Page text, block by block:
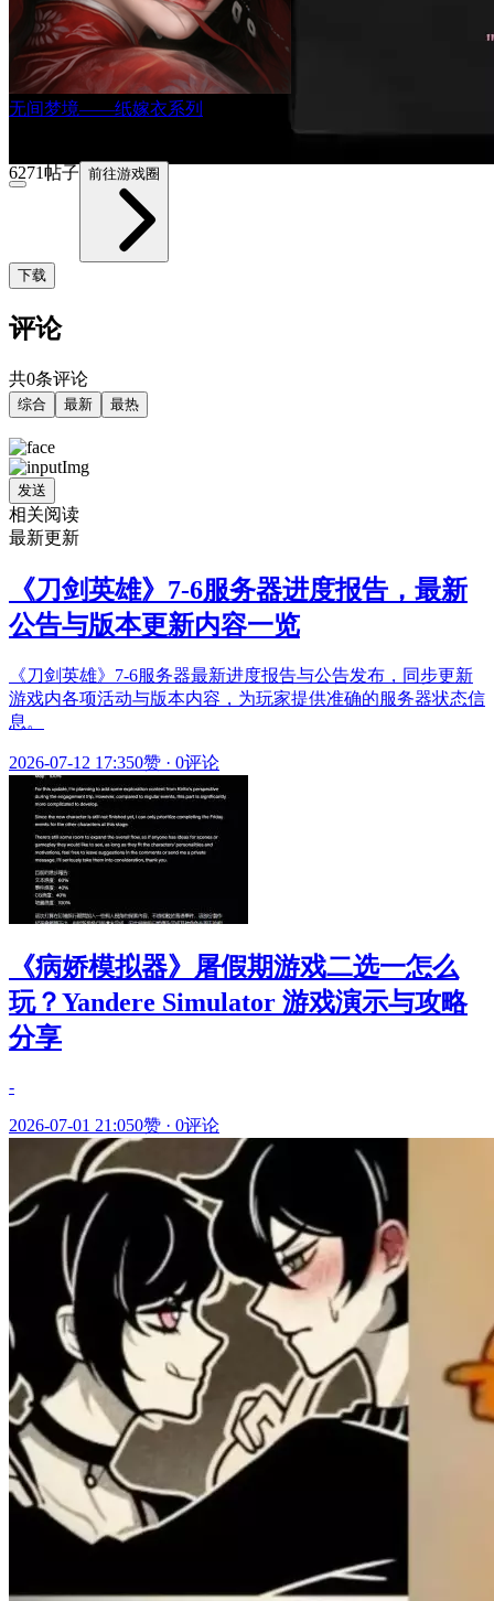
无间梦境——纸嫁衣系列
6271帖子 前往游戏圈
下载
评论
共0条评论
综合 最新 最热
发送
相关阅读
最新更新
《刀剑英雄》7-6服务器进度报告，最新
公告与版本更新内容一览
《刀剑英雄》7-6服务器最新进度报告与公告发布，同步更新
游戏内各项活动与版本内容，为玩家提供准确的服务器状态信
息。
2026-07-12 17:350赞 · 0评论
《病娇模拟器》屠假期游戏二选一怎么
玩？Yandere Simulator 游戏演示与攻略
分享
-
2026-07-01 21:050赞 · 0评论